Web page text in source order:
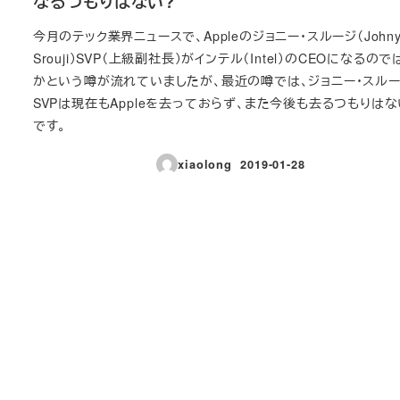
今月のテック業界ニュースで、Appleのジョニー・スルージ（Johny
Srouji）SVP（上級副社長）がインテル（Intel）のCEOになるので
かという噂が流れていましたが、最近の噂では、ジョニー・スル
SVPは現在もAppleを去っておらず、また今後も去るつもりはな
です。
xiaolong
投稿日
2019-01-28